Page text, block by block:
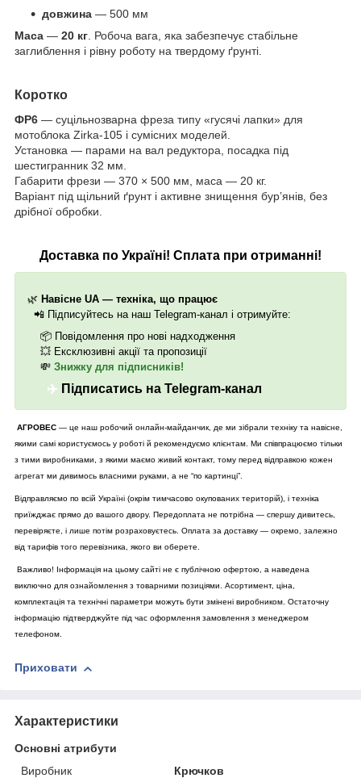
довжина — 500 мм
Маса — 20 кг . Робоча вага, яка забезпечує стабільне
заглиблення і рівну роботу на твердому ґрунті.
Коротко
ФР6 — суцільнозварна фреза типу «гусячі лапки» для
мотоблока Zirka-105 і сумісних моделей.
Установка — парами на вал редуктора, посадка під
шестигранник 32 мм.
Габарити фрези — 370 × 500 мм, маса — 20 кг.
Варіант під щільний ґрунт і активне знищення бур’янів, без
дрібної обробки.
Доставка по Україні! Сплата при отриманні!
🌿 Навісне UA — техніка, що працює
📲 Підписуйтесь на наш Telegram-канал і отримуйте:
📦 Повідомлення про нові надходження
💥 Ексклюзивні акції та пропозиції
💸 Знижку для підписників!
✈️ Підписатись на Telegram-канал
АГРОВЕС — це наш робочий онлайн-майданчик, де ми зібрали техніку та навісне,
якими самі користуємось у роботі й рекомендуємо клієнтам. Ми співпрацюємо тільки
з тими виробниками, з якими маємо живий контакт, тому перед відправкою кожен
агрегат ми дивимось власними руками, а не “по картинці”.
Відправляємо по всій Україні (окрім тимчасово окупованих територій), і техніка
приїжджає прямо до вашого двору. Передоплата не потрібна — спершу дивитесь,
перевіряєте, і лише потім розраховуєтесь. Оплата за доставку — окремо, залежно
від тарифів того перевізника, якого ви оберете.
Важливо! Інформація на цьому сайті не є публічною офертою, а наведена
виключно для ознайомлення з товарними позиціями. Асортимент, ціна,
комплектація та технічні параметри можуть бути змінені виробником. Остаточну
інформацію підтверджуйте під час оформлення замовлення з менеджером
телефоном.
Приховати
Характеристики
Основні атрибути
Виробник
Крючков